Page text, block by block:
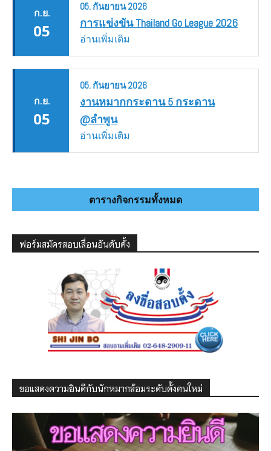
ก.ย.
05
05. กันยายน2026
การแข่งขัน Thailand Go League 2026
อ่านเพิ่มเติม
ก.ย.
05
05. กันยายน2026
งานหมากกระดาน 5 กระดาน
@ลำพูน
อ่านเพิ่มเติม
ตารางกิจกรรมทั้งหมด
ฟอร์มสมัครสอบเลื่อนอันดับดั้ง
ขอแสดงความยินดีกับนักหมากล้อมระดับดั้งคนใหม่